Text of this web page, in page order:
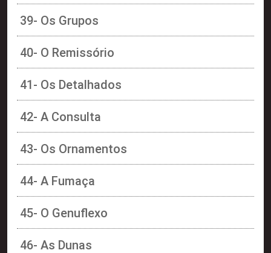
39- Os Grupos
40- O Remissório
41- Os Detalhados
42- A Consulta
43- Os Ornamentos
44- A Fumaça
45- O Genuflexo
46- As Dunas